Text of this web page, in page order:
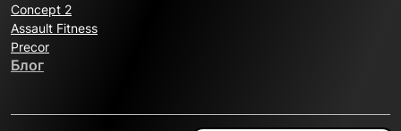
Concept 2
Assault Fitness
Precor
Блог